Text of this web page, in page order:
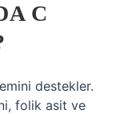
C
destekler.
folik asit ve